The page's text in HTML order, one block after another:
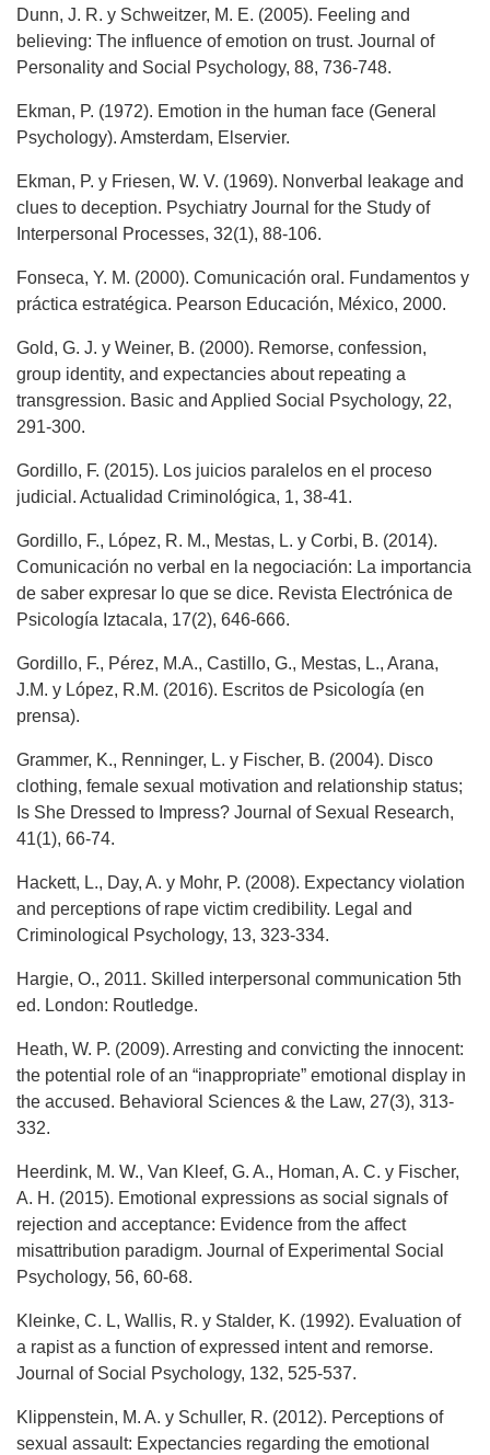
Dunn, J. R. y Schweitzer, M. E. (2005). Feeling and
believing: The influence of emotion on trust. Journal of
Personality and Social Psychology, 88, 736-748.
Ekman, P. (1972). Emotion in the human face (General
Psychology). Amsterdam, Elservier.
Ekman, P. y Friesen, W. V. (1969). Nonverbal leakage and
clues to deception. Psychiatry Journal for the Study of
Interpersonal Processes, 32(1), 88-106.
Fonseca, Y. M. (2000). Comunicación oral. Fundamentos y
práctica estratégica. Pearson Educación, México, 2000.
Gold, G. J. y Weiner, B. (2000). Remorse, confession,
group identity, and expectancies about repeating a
transgression. Basic and Applied Social Psychology, 22,
291-300.
Gordillo, F. (2015). Los juicios paralelos en el proceso
judicial. Actualidad Criminológica, 1, 38-41.
Gordillo, F., López, R. M., Mestas, L. y Corbi, B. (2014).
Comunicación no verbal en la negociación: La importancia
de saber expresar lo que se dice. Revista Electrónica de
Psicología Iztacala, 17(2), 646-666.
Gordillo, F., Pérez, M.A., Castillo, G., Mestas, L., Arana,
J.M. y López, R.M. (2016). Escritos de Psicología (en
prensa).
Grammer, K., Renninger, L. y Fischer, B. (2004). Disco
clothing, female sexual motivation and relationship status;
Is She Dressed to Impress? Journal of Sexual Research,
41(1), 66-74.
Hackett, L., Day, A. y Mohr, P. (2008). Expectancy violation
and perceptions of rape victim credibility. Legal and
Criminological Psychology, 13, 323-334.
Hargie, O., 2011. Skilled interpersonal communication 5th
ed. London: Routledge.
Heath, W. P. (2009). Arresting and convicting the innocent:
the potential role of an “inappropriate” emotional display in
the accused. Behavioral Sciences & the Law, 27(3), 313-
332.
Heerdink, M. W., Van Kleef, G. A., Homan, A. C. y Fischer,
A. H. (2015). Emotional expressions as social signals of
rejection and acceptance: Evidence from the affect
misattribution paradigm. Journal of Experimental Social
Psychology, 56, 60-68.
Kleinke, C. L, Wallis, R. y Stalder, K. (1992). Evaluation of
a rapist as a function of expressed intent and remorse.
Journal of Social Psychology, 132, 525-537.
Klippenstein, M. A. y Schuller, R. (2012). Perceptions of
sexual assault: Expectancies regarding the emotional